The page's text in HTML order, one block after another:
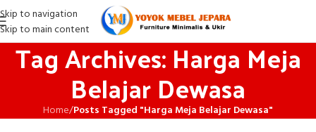
Skip to navigation
Skip to main content
Tag Archives: Harga Meja
Belajar Dewasa
Home/Posts Tagged "Harga Meja Belajar Dewasa"